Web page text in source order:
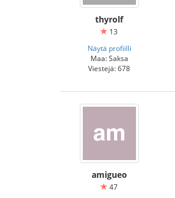
thyrolf
13
Näytä profiilli
Maa: Saksa
Viestejä: 678
amigueo
47